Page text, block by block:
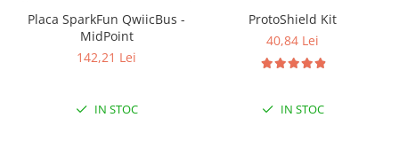
Android
Placa SparkFun QwiicBus -
MidPoint
142,21 Lei
IN STOC
ProtoShield Kit
40,84 Lei
IN STOC